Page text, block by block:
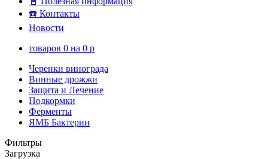
☎️ Контакты
Новости
товаров 0 на 0 p
Черенки винограда
Винные дрожжи
Защита и Лечение
Подкормки
Ферменты
ЯМБ Бактерии
Фильтры
Загрузка